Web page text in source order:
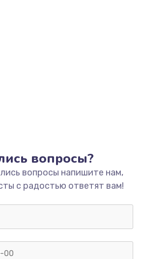
аккумулятора
620 руб.
Заказать
клавиатуры
990 руб.
вопросы?
вопросы напишите нам,
с радостью ответят вам!